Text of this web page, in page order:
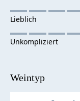
Weintyp